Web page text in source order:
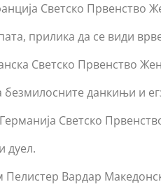
Светско Првенство
прилика да се види
Светско Првенство
данкињи и
Светско
дуел.
Пелистер Вардар